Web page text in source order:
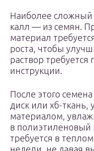
Наиболее
калл — из семян.
материал
роста, чтобы
раствор требуется
инструкции.
После этого
диск или хб-
материалом,
в полиэтиленовый
требуется в
недели, не давая